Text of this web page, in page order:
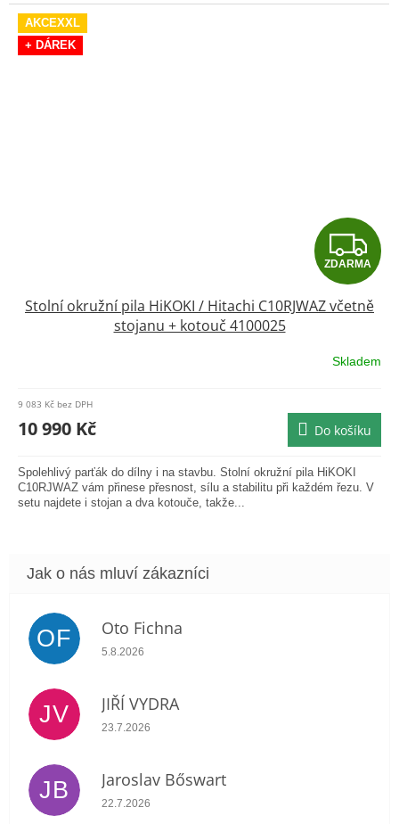
AKCEXXL
+ DÁREK
Z
D
A
R
A
ZDARMA
Stolní okružní pila HiKOKI / Hitachi C10RJWAZ včetně
stojanu + kotouč 4100025
produktu
5,0
5
hvězdiček.
Skladem
9 083 Kč bez DPH
10 990 Kč Do košíku
Spolehlivý parťák do dílny i na stavbu. Stolní okružní pila HiKOKI
C10RJWAZ vám přinese přesnost, sílu a stabilitu při každém řezu. V
setu najdete i stojan a dva kotouče, takže...
OF Oto Fichna
Hodnocení obchodu je 5 z 5 hvězdiček.
5.8.2026
JV JIŘÍ VYDRA
Hodnocení obchodu je 5 z 5 hvězdiček.
23.7.2026
JB Jaroslav Bőswart
Hodnocení obchodu je 5 z 5 hvězdiček.
22.7.2026